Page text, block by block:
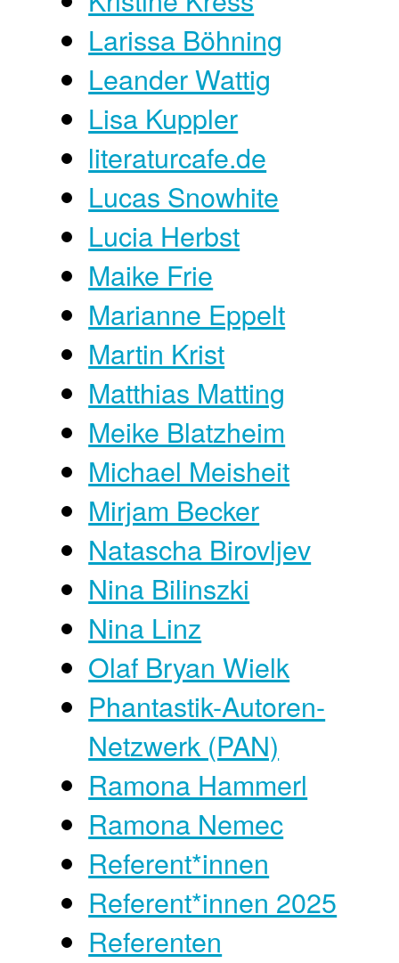
Larissa Böhning
Leander Wattig
Lisa Kuppler
literaturcafe.de
Lucas Snowhite
Lucia Herbst
Maike Frie
Marianne Eppelt
Martin Krist
Matthias Matting
Meike Blatzheim
Michael Meisheit
Mirjam Becker
Natascha Birovljev
Nina Bilinszki
Nina Linz
Olaf Bryan Wielk
Phantastik-Autoren-
Netzwerk (PAN)
Ramona Hammerl
Ramona Nemec
Referent*innen
Referent*innen 2025
Referenten